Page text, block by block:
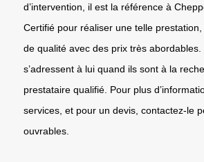
d’intervention, il est la référence à
Certifié pour réaliser une telle
de qualité avec des prix très
s’adressent à lui quand ils sont à la
prestataire qualifié. Pour plus
services, et pour un devis, contactez-le
ouvrables.